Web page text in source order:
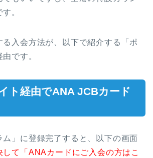
。
る入会方法が、以下で紹介する「ポ
です。
ト経由でANA JCBカード
ム」に登録完了すると、以下の画面
して「ANAカードにご入会の方はこ